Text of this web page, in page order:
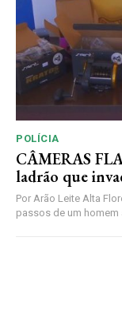
POLÍCIA
CÂMERAS
ladrão que
Por Arão Leite Alta
passos de um